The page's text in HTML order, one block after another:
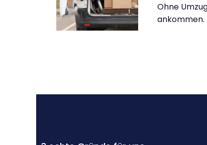
Ohne
ankommen.